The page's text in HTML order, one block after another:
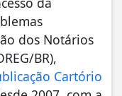
dos Notários
BR),
Cartório